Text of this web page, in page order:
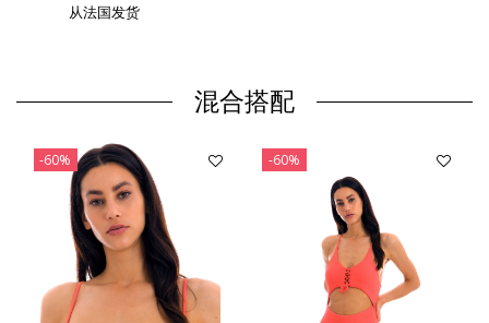
从法国发货
混合搭配
-60% -60%